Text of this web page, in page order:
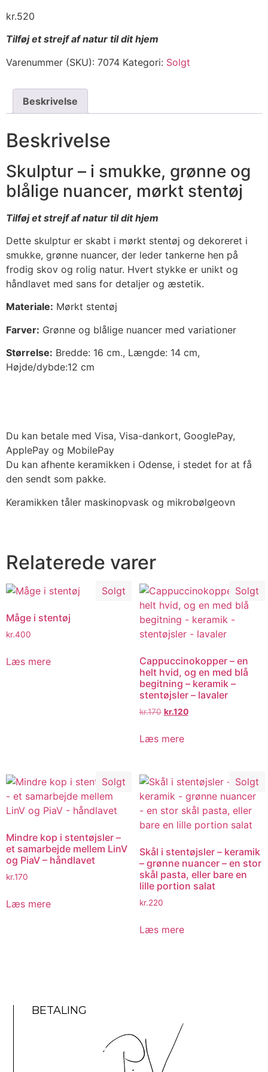
kr.520
Tilføj et strejf af natur til dit hjem
Varenummer (SKU): 7074 Kategori: Solgt
Beskrivelse
Beskrivelse
Skulptur – i smukke, grønne og
blålige nuancer, mørkt stentøj
Tilføj et strejf af natur til dit hjem
Dette skulptur er skabt i mørkt stentøj og dekoreret i
smukke, grønne nuancer, der leder tankerne hen på
frodig skov og rolig natur. Hvert stykke er unikt og
håndlavet med sans for detaljer og æstetik.
Materiale: Mørkt stentøj
Farver: Grønne og blålige nuancer med variationer
Størrelse: Bredde: 16 cm., Længde: 14 cm,
Højde/dybde:12 cm
Du kan betale med Visa, Visa-dankort, GooglePay,
ApplePay og MobilePay
Du kan afhente keramikken i Odense, i stedet for at få
den sendt som pakke.
Keramikken tåler maskinopvask og mikrobølgeovn
Relaterede varer
Solgt
Måge i stentøj
kr.400
Læs mere
Solgt
Cappuccinokopper – en
helt hvid, og en med blå
begitning – keramik –
stentøjsler – lavaler
kr.170 kr.120
Læs mere
Solgt
Mindre kop i stentøjsler –
et samarbejde mellem LinV
og PiaV – håndlavet
kr.170
Læs mere
Solgt
Skål i stentøjsler – keramik
– grønne nuancer – en stor
skål pasta, eller bare en
lille portion salat
kr.220
Læs mere
BETALING